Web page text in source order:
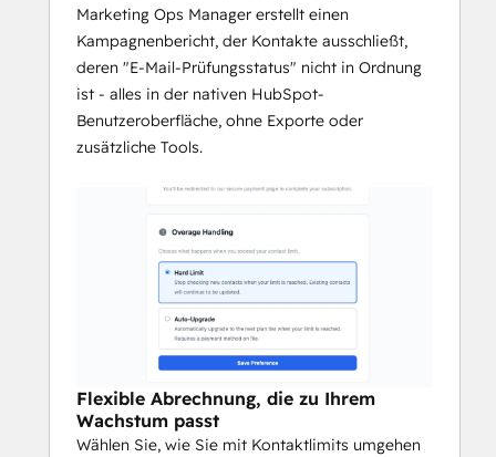
Marketing Ops Manager erstellt einen
Kampagnenbericht, der Kontakte ausschließt,
deren "E-Mail-Prüfungsstatus" nicht in Ordnung
ist - alles in der nativen HubSpot-
Benutzeroberfläche, ohne Exporte oder
zusätzliche Tools.
Flexible Abrechnung, die zu Ihrem
Wachstum passt
Wählen Sie, wie Sie mit Kontaktlimits umgehen